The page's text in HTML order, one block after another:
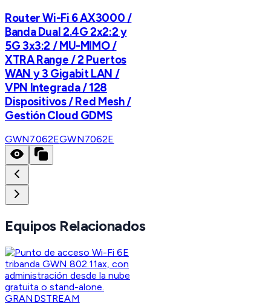
Router Wi-Fi 6 AX3000 /
Banda Dual 2.4G 2x2:2 y
5G 3x3:2 / MU-MIMO /
XTRA Range / 2 Puertos
WAN y 3 Gigabit LAN /
VPN Integrada / 128
Dispositivos / Red Mesh /
Gestión Cloud GDMS
GWN7062EGWN7062E
Equipos Relacionados
GRANDSTREAM